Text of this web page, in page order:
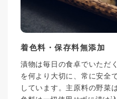
着色料・保存料無添加
漬物は毎日の食卓でいただ
を何より大切に、常に安全
しています。主原料の野菜